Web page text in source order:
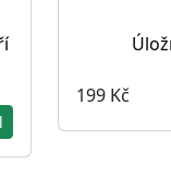
199 Kč